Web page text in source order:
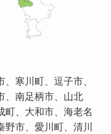
寒川町、逗子市、
、南足柄市、山北
町、大和市、海老名
市、愛川町、清川